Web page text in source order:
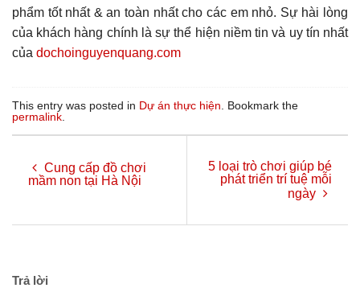
phẩm tốt nhất & an toàn nhất cho các em nhỏ. Sự hài lòng
của khách hàng chính là sự thể hiện niềm tin và uy tín nhất
của dochoinguyenquang.com
This entry was posted in Dự án thực hiện . Bookmark the
permalink
Cung cấp đồ chơi
mầm non tại Hà Nội
5 loại trò chơi giúp bé
phát triển trí tuệ mỗi
ngày
Trả lời